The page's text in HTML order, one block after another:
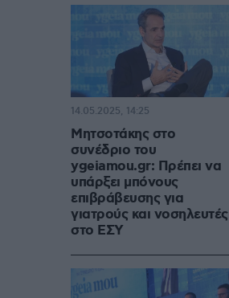
Μητσοτάκης στο
συνέδριο του
ygeiamou.gr: Πρέπει να
υπάρξει μπόνους
επιβράβευσης για
γιατρούς και νοσηλευτές
στο ΕΣΥ
14.05.2025, 14:25